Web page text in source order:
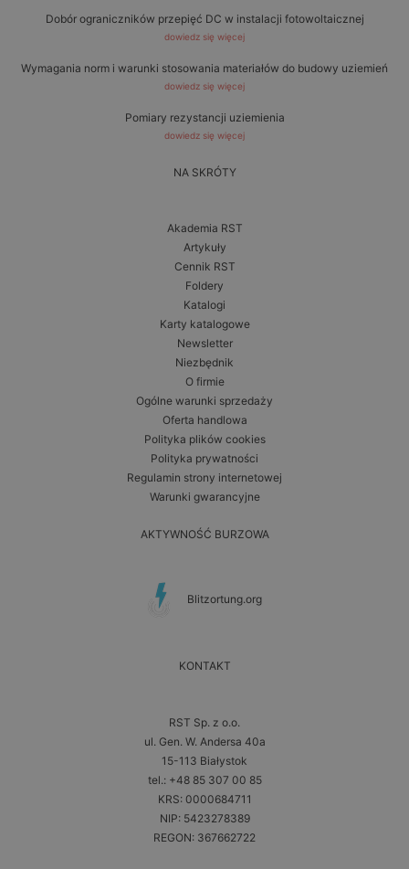
Dobór ograniczników przepięć DC w instalacji fotowoltaicznej
dowiedz się więcej
Wymagania norm i warunki stosowania materiałów do budowy uziemień
dowiedz się więcej
Pomiary rezystancji uziemienia
dowiedz się więcej
NA SKRÓTY
Akademia RST
Artykuły
Cennik RST
Foldery
Katalogi
Karty katalogowe
Newsletter
Niezbędnik
O firmie
Ogólne warunki sprzedaży
Oferta handlowa
Polityka plików cookies
Polityka prywatności
Regulamin strony internetowej
Warunki gwarancyjne
AKTYWNOŚĆ BURZOWA
Blitzortung.org
KONTAKT
RST Sp. z o.o.
ul. Gen. W. Andersa 40a
15-113 Białystok
tel.: +48 85 307 00 85
KRS: 0000684711
NIP: 5423278389
REGON: 367662722